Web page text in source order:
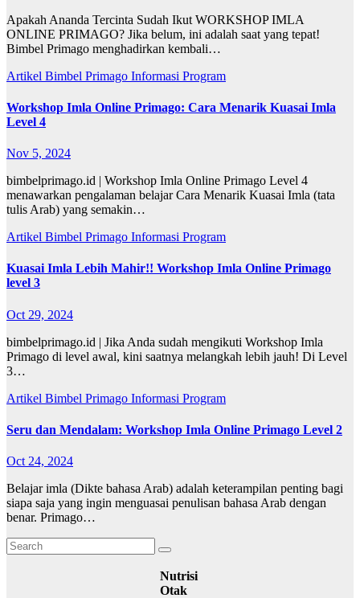
Apakah Ananda Tercinta Sudah Ikut WORKSHOP IMLA
ONLINE PRIMAGO? Jika belum, ini adalah saat yang tepat!
Bimbel Primago menghadirkan kembali…
Artikel Bimbel Primago Informasi Program
Workshop Imla Online Primago: Cara Menarik Kuasai Imla
Level 4
Nov 5, 2024
bimbelprimago.id | Workshop Imla Online Primago Level 4
menawarkan pengalaman belajar Cara Menarik Kuasai Imla (tata
tulis Arab) yang semakin…
Artikel Bimbel Primago Informasi Program
Kuasai Imla Lebih Mahir!! Workshop Imla Online Primago
level 3
Oct 29, 2024
bimbelprimago.id | Jika Anda sudah mengikuti Workshop Imla
Primago di level awal, kini saatnya melangkah lebih jauh! Di Level
3…
Artikel Bimbel Primago Informasi Program
Seru dan Mendalam: Workshop Imla Online Primago Level 2
Oct 24, 2024
Belajar imla (Dikte bahasa Arab) adalah keterampilan penting bagi
siapa saja yang ingin menguasai penulisan bahasa Arab dengan
benar. Primago…
Nutrisi
Otak